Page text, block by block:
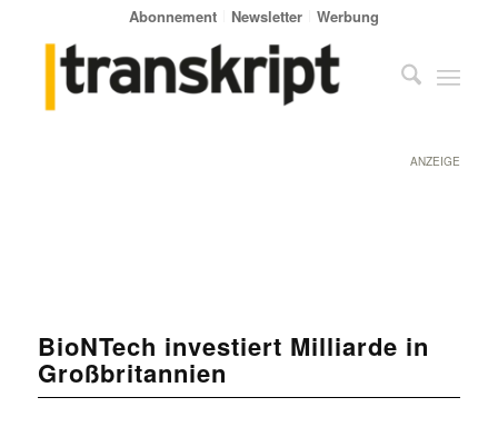
Abonnement Newsletter Werbung
ANZEIGE
BioNTech investiert Milliarde in
Großbritannien